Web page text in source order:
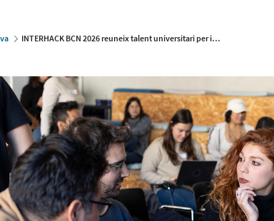
INTERHACK BCN 2026 reuneix talent universitari per impulsar solucions tecnològiques amb impacte a la ciutat